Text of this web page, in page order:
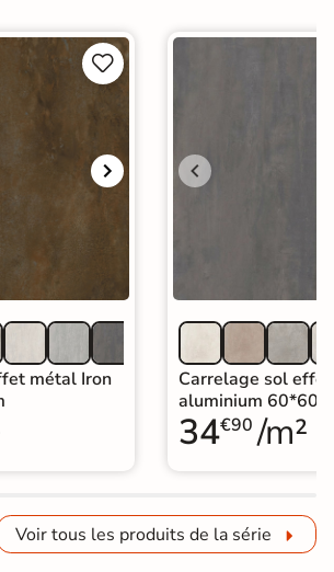


métal Iron
Carrelage sol
aluminium 60*60
34€90 /m²
Voir tous les produits de la série